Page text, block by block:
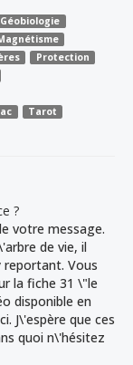
Géobiologie
Protection
Tarot
?
votre message.
de vie, il
reportant. Vous
la fiche 31 \"le
disponible en
J\'espère que ces
quoi n\'hésitez